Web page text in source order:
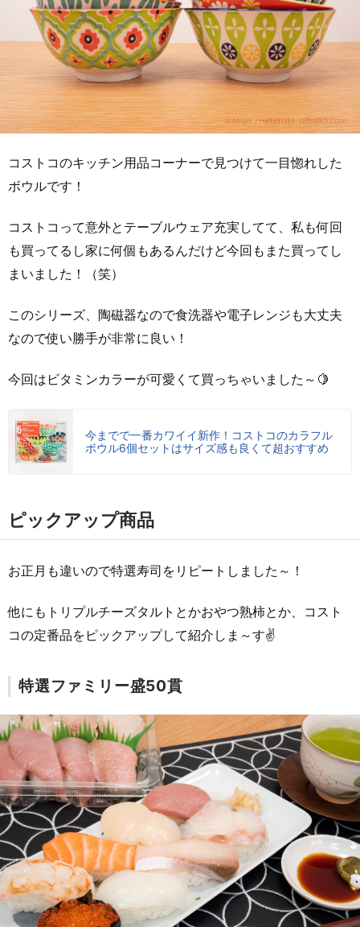
コストコのキッチン用品コーナーで見つけて一目惚れした
ボウルです！
コストコって意外とテーブルウェア充実してて、私も何回
も買ってるし家に何個もあるんだけど今回もまた買ってし
まいました！（笑）
このシリーズ、陶磁器なので食洗器や電子レンジも大丈夫
なので使い勝手が非常に良い！
今回はビタミンカラーが可愛くて買っちゃいました～🍋
今までで一番カワイイ新作！コストコのカラフル
ボウル6個セットはサイズ感も良くて超おすすめ
ピックアップ商品
お正月も違いので特選寿司をリピートしました～！
他にもトリプルチーズタルトとかおやつ熟柿とか、コスト
コの定番品をピックアップして紹介しま～す✌
特選ファミリー盛50貫